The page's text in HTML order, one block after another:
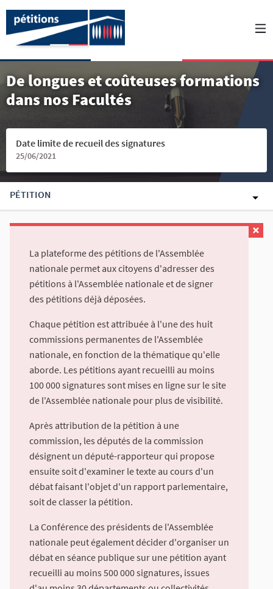
De longues et coûteuses formations
dans nos Facultés
Date limite de recueil des signatures
25/06/2021
PÉTITION
La plateforme des pétitions de l'Assemblée
nationale permet aux citoyens d'adresser des
pétitions à l'Assemblée nationale et de signer
des pétitions déjà déposées.
Chaque pétition est attribuée à l'une des huit
commissions permanentes de l'Assemblée
nationale, en fonction de la thématique qu'elle
aborde. Les pétitions ayant recueilli au moins
100 000 signatures sont mises en ligne sur le site
de l'Assemblée nationale pour plus de visibilité.
Après attribution de la pétition à une
commission, les députés de la commission
désignent un député-rapporteur qui propose
ensuite soit d'examiner le texte au cours d'un
débat faisant l'objet d'un rapport parlementaire,
soit de classer la pétition.
La Conférence des présidents de l'Assemblée
nationale peut également décider d'organiser un
débat en séance publique sur une pétition ayant
recueilli au moins 500 000 signatures, issues